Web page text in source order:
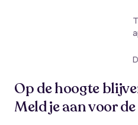
Op de hoogte
Meld je aan voor